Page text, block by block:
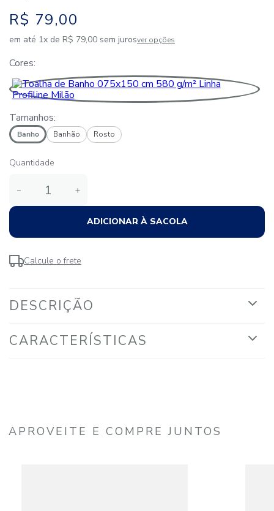
R$ 79,00
em até 1x de R$ 79,00 sem jurosver opções
Cores
Tamanhos:
Banho Banhão Rosto
Quantidade
＋
－
ADICIONAR À SACOLA
Calcule o frete
DESCRIÇÃO
CARACTERÍSTICAS
APROVEITE E COMPRE JUNTOS